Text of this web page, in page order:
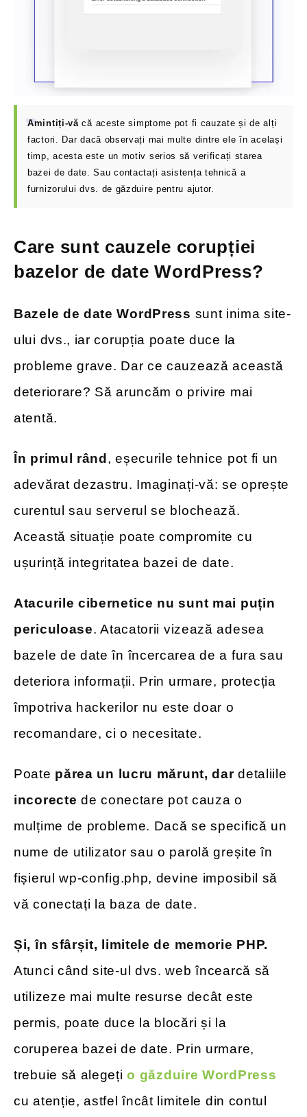
Amintiți-vă că aceste simptome pot fi cauzate și de alți
factori. Dar dacă observați mai multe dintre ele în același
timp, acesta este un motiv serios să verificați starea
bazei de date. Sau contactați asistența tehnică a
furnizorului dvs. de găzduire pentru ajutor.
Care sunt cauzele corupției
bazelor de date WordPress?
Bazele de date WordPress sunt inima site-
ului dvs., iar corupția poate duce la
probleme grave. Dar ce cauzează această
deteriorare? Să aruncăm o privire mai
atentă.
În primul rând , eșecurile tehnice pot fi un
adevărat dezastru. Imaginați-vă: se oprește
curentul sau serverul se blochează.
Această situație poate compromite cu
ușurință integritatea bazei de date.
Atacurile cibernetice nu sunt mai puțin
periculoase. Atacatorii vizează adesea
bazele de date în încercarea de a fura sau
deteriora informații. Prin urmare, protecția
împotriva hackerilor nu este doar o
recomandare, ci o necesitate.
Poate părea un lucru mărunt, dardetaliile
incorecte de conectare pot cauza o
mulțime de probleme. Dacă se specifică un
nume de utilizator sau o parolă greșite în
fișierul wp-config.php, devine imposibil să
vă conectați la baza de date.
Și, în sfârșit, limitele de memorie PHP.
Atunci când site-ul dvs. web încearcă să
utilizeze mai multe resurse decât este
permis, poate duce la blocări și la
coruperea bazei de date. Prin urmare,
trebuie să alegețio găzduire WordPress
cu atenție, astfel încât limitele din contul